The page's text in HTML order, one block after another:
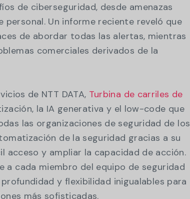
de ciberseguridad, desde amenazas
Un informe reciente reveló que
de abordar todas las alertas, mientras
comerciales derivados de la
de NTT DATA, Turbina de carriles de
la IA generativa y el low-code que
las organizaciones de seguridad de los
de la seguridad gracias a su
y ampliar la capacidad de acción.
cada miembro del equipo de seguridad
y flexibilidad inigualables para
más sofisticadas.